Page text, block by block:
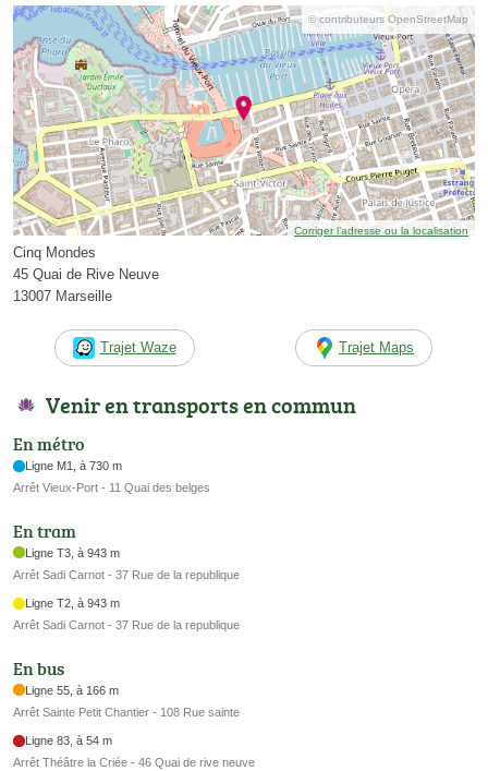
© contributeurs OpenStreetMap
Corriger l’adresse ou la localisation
Cinq Mondes
45 Quai de Rive Neuve
13007 Marseille
Trajet Waze Trajet Maps
Venir en transports en commun
En métro
Ligne M1, à 730 m
Arrêt Vieux-Port - 11 Quai des belges
En tram
Ligne T3, à 943 m
Arrêt Sadi Carnot - 37 Rue de la republique
Ligne T2, à 943 m
Arrêt Sadi Carnot - 37 Rue de la republique
En bus
Ligne 55, à 166 m
Arrêt Sainte Petit Chantier - 108 Rue sainte
Ligne 83, à 54 m
Arrêt Théâtre la Criée - 46 Quai de rive neuve